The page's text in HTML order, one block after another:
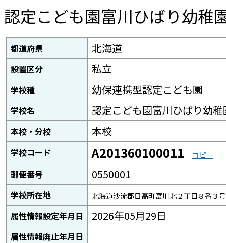
認定こども園富川ひばり幼稚
都道府県 北海道
設置区分 私立
学校種 幼保連携型認定こども園
学校名 認定こども園富川ひばり幼稚
本校・分校 本校
学校コード A201360100011 コピー
郵便番号 0550001
学校所在地 北海道沙流郡日高町富川北２丁目８番３号
属性情報設定年月日 2026年05月29日
属性情報廃止年月日